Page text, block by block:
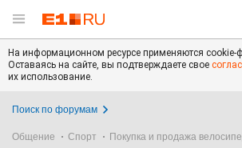
На информационном ресурсе применяются cookie-
Оставаясь на сайте, вы подтверждаете свое
их использование.
Поиск по форумам
Общение Спорт Покупка и продажа